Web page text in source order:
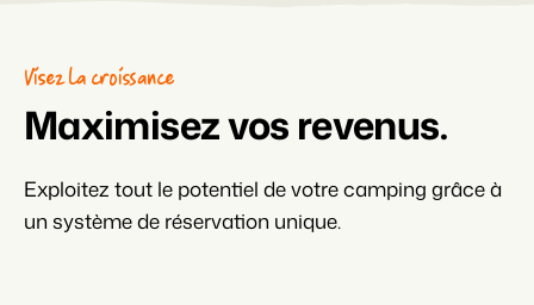
Visez la croissance
Maximisez vos revenus.
Exploitez tout le potentiel de votre camping grâce à
un système de réservation unique.